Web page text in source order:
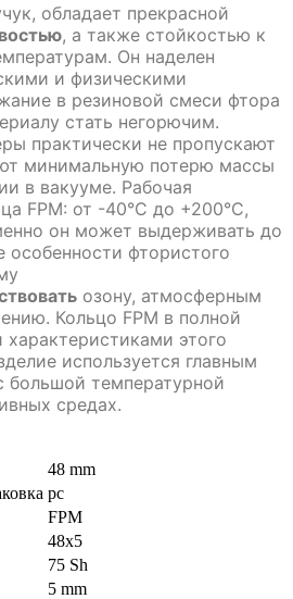
обладает прекрасной
, а также стойкостью к
Он наделен
и физическими
в резиновой смеси фтора
стать негорючим.
практически не пропускают
минимальную потерю массы
в вакууме. Рабочая
FPM: от -40°C до +200°C,
он может выдерживать до
особенности фтористого
озону, атмосферным
Кольцо FPM в полной
этого
используется главным
большой температурной
средах.
48 mm
pc
FPM
48x5
75 Sh
5 mm